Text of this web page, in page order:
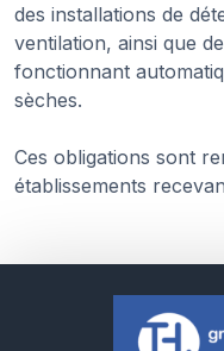
des installations de
ventilation, ainsi que
fonctionnant
sèches.
Ces obligations sont
établissements